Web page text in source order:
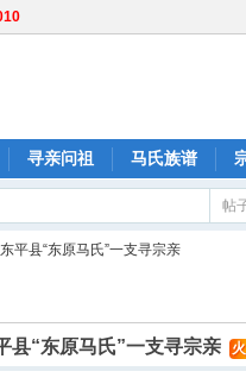
寻亲问祖 马氏族谱
帖
平县“东原马氏”一支寻宗亲
县“东原马氏”一支寻宗亲